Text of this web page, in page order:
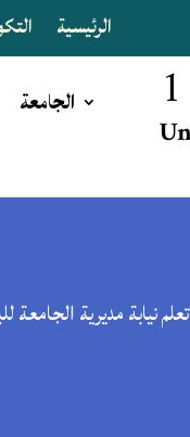
الرئيسية
الجامعة
تعلم نيابة مديرية